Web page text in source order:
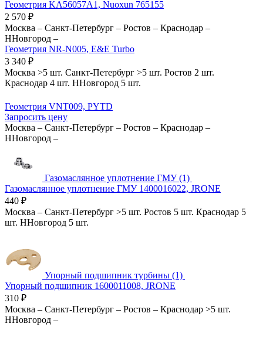
Геометрия KA56057A1, Nuoxun 765155
2 570 ₽
Москва – Санкт-Петербург – Ростов – Краснодар –
ННовгород –
Геометрия NR-N005, E&E Turbo
3 340 ₽
Москва >5 шт. Санкт-Петербург >5 шт. Ростов 2 шт.
Краснодар 4 шт. ННовгород 5 шт.
Геометрия VNT009, PYTD
Запросить цену
Москва – Санкт-Петербург – Ростов – Краснодар –
ННовгород –
Газомаслянное уплотнение ГМУ (1)
Газомаслянное уплотнение ГМУ 1400016022, JRONE
440 ₽
Москва – Санкт-Петербург >5 шт. Ростов 5 шт. Краснодар 5
шт. ННовгород 5 шт.
Упорный подшипник турбины (1)
Упорный подшипник 1600011008, JRONE
310 ₽
Москва – Санкт-Петербург – Ростов – Краснодар >5 шт.
ННовгород –